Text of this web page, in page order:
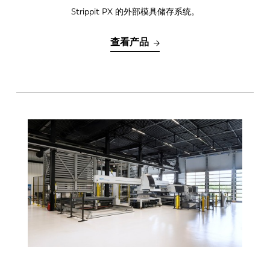
Strippit PX 的外部模具储存系统。
查看产品
ES PT-PT
PL SK
KO CN